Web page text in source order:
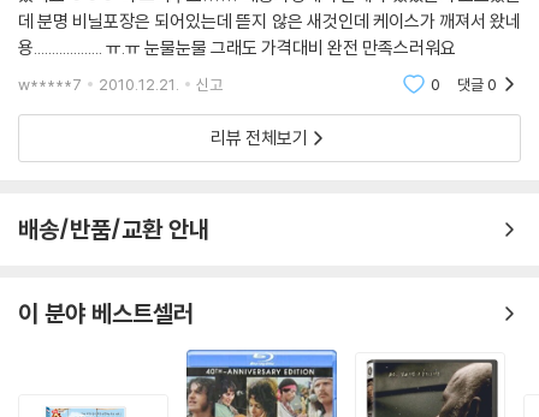
데 분명 비닐포장은 되어있는데 뜯지 않은 새것인데 케이스가 깨져서 왔네
용................... ㅠ.ㅠ 눈물눈물 그래도 가격대비 완전 만족스러워요
w*****7 2010.12.21. 신고 0 댓글0
리뷰 전체보기
배송/반품/교환 안내
이 분야 베스트셀러